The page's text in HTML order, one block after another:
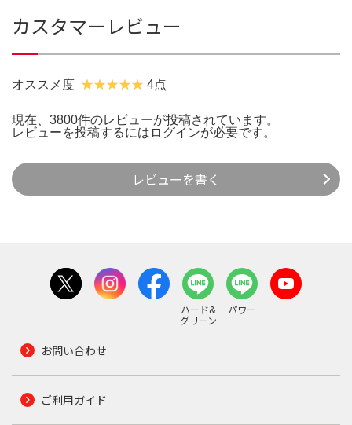
カスタマーレビュー
オススメ度 4点
現在、3800件のレビューが投稿されています。
レビューを投稿するには ログインが必要です。
レビューを書く
ハード&
グリーン
パワー
お問い合わせ
ご利用ガイド